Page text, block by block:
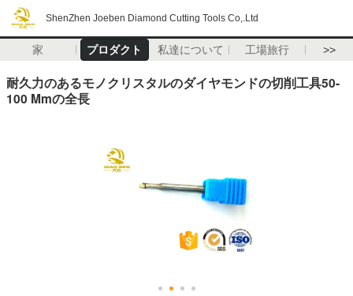
ShenZhen Joeben Diamond Cutting Tools Co,.Ltd
家 プロダクト 私達について 工場旅行 >>
耐久力のあるモノクリスタルのダイヤモンドの切削工具50-
100 Mmの全長